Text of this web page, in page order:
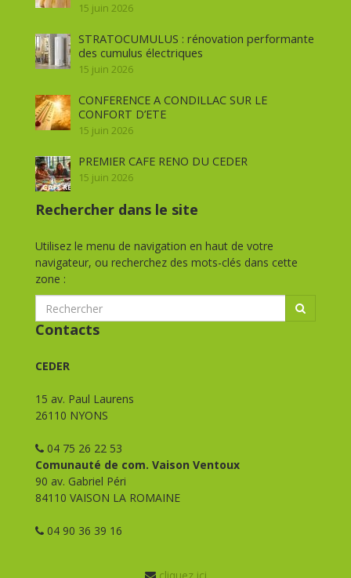
15 juin 2026
STRATOCUMULUS : rénovation performante
des cumulus électriques
15 juin 2026
CONFERENCE A CONDILLAC SUR LE
CONFORT D’ETE
15 juin 2026
PREMIER CAFE RENO DU CEDER
15 juin 2026
Rechercher dans le site
Utilisez le menu de navigation en haut de votre
navigateur, ou recherchez des mots-clés dans cette
zone :
Contacts
CEDER
15 av. Paul Laurens
26110 NYONS
04 75 26 22 53
Comunauté de com. Vaison Ventoux
90 av. Gabriel Péri
84110 VAISON LA ROMAINE
04 90 36 39 16